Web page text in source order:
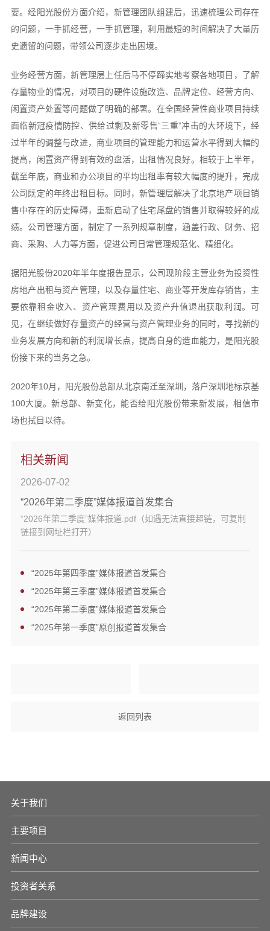
要。经阳光股份方面介绍，新管理团队组建后，迅速梳理公司存在
的问题，一手抓经营，一手抓管理，利用最短的时间解决了大量历
史遗留的问题，带领公司逐步走出困境。
业务经营方面，新管理层上任后马不停蹄实地考察各地项目，了解
存量物业的情况，对项目的硬件设施改造、品牌定位、经营方向、
闲置资产处置等问题做了明确的部署。在全国经营性商业项目持续
面临新冠疫情防控、供给过剩及新零售“三重”冲击的大环境下，经
过半年的调整与改进，商业项目的管理能力和运营水平得到大幅的
提高，闲置资产得到有效的盘活，出租情况良好。相较于上半年，
截至年底，商业和办公项目的平均出租率有较大幅度的提升，完成
公司既定的年终出租目标。同时，新管理层解决了北京地产项目销
售中存在的历史障碍，重新启动了住宅尾盘的销售并取得较好的成
绩。公司管理方面，制定了一系列规章制度，涵盖行政、财务、招
商、采购、人力等方面，促进公司日常管理规范化、精细化。
据阳光股份2020年半年度报告显示，公司现阶段主营业务为投资性
房地产出租与资产管理，以及存量住宅、商业等开发库存销售，主
要依靠租金收入、资产管理费用以及资产升值退出获取利润。可
见，在继续做好存量资产的经营与资产管理业务的同时，寻找新的
业务发展方向和新的利润增长点，提高自身的造血能力，是阳光股
份接下来的当务之急。
2020年10月，阳光股份总部从北京南迁至深圳，落户深圳地标京基
100大厦。新总部、新变化，能否给阳光股份带来新发展，相信市
场也拭目以待。
相关新闻
2026-07-02
“2026年第二季度”媒体报道首发集合
“2026年第二季度”媒体报道.pdf（如遇无法直接超链，可复制
链接到网址栏打开）
“2025年第四季度”媒体报道首发集合
“2025年第三季度”媒体报道首发集合
“2025年第二季度”媒体报道首发集合
“2025年第一季度”原创报道首发集合
返回列表
关于我们
主要项目
新闻中心
投资者关系
品牌建设